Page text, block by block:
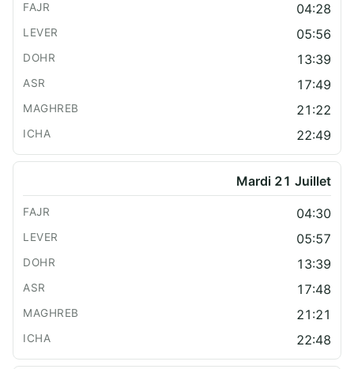
04:28
05:56
13:39
17:49
21:22
22:49
Mardi 21 Juillet
04:30
05:57
13:39
17:48
21:21
22:48